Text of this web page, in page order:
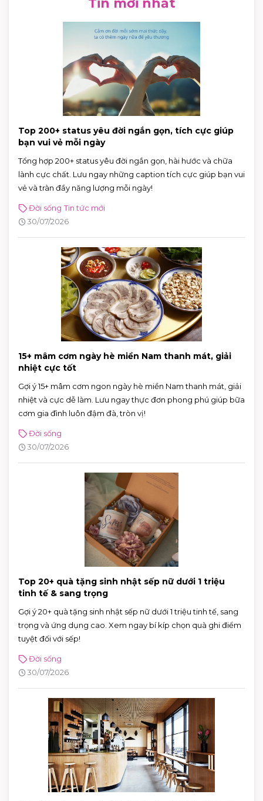
Tin mới nhất
Top 200+ status yêu đời ngắn gọn, tích cực giúp
bạn vui vẻ mỗi ngày
Tổng hợp 200+ status yêu đời ngắn gọn, hài hước và chữa
lành cực chất. Lưu ngay những caption tích cực giúp bạn vui
vẻ và tràn đầy năng lượng mỗi ngày!
Đời sống Tin tức mới
30/07/2026
15+ mâm cơm ngày hè miền Nam thanh mát, giải
nhiệt cực tốt
Gợi ý 15+ mâm cơm ngon ngày hè miền Nam thanh mát, giải
nhiệt và cực dễ làm. Lưu ngay thực đơn phong phú giúp bữa
cơm gia đình luôn đậm đà, tròn vị!
Đời sống
30/07/2026
Top 20+ quà tặng sinh nhật sếp nữ dưới 1 triệu
tinh tế & sang trọng
Gợi ý 20+ quà tặng sinh nhật sếp nữ dưới 1 triệu tinh tế, sang
trọng và ứng dụng cao. Xem ngay bí kíp chọn quà ghi điểm
tuyệt đối với sếp!
Đời sống
30/07/2026